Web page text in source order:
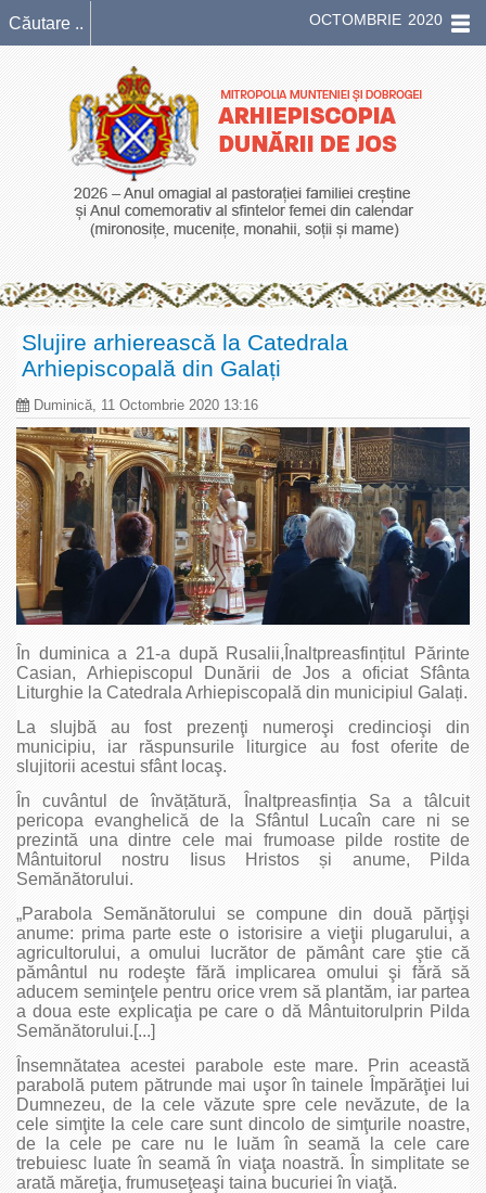
OCTOMBRIE 2020
Slujire arhierească la Catedrala
Arhiepiscopală din Galați
Duminică, 11 Octombrie 2020 13:16
În duminica a 21-a după Rusalii,Înaltpreasfințitul Părinte
Casian, Arhiepiscopul Dunării de Jos a oficiat Sfânta
Liturghie la Catedrala Arhiepiscopală din municipiul Galați.
La slujbă au fost prezenţi numeroşi credincioşi din
municipiu, iar răspunsurile liturgice au fost oferite de
slujitorii acestui sfânt locaş.
În cuvântul de învățătură, Înaltprea­sfinția Sa a tâlcuit
pericopa evanghelică de la Sfântul Lucaîn care ni se
prezintă una dintre cele mai frumoase pilde rostite de
Mântuitorul nostru Iisus Hristos și anume, Pilda
Semănătorului.
„Parabola Semănătorului se compune din două părţişi
anume: prima parte este o istorisire a vieţii plugarului, a
agricultorului, a omului lucrător de pământ care ştie că
pământul nu rodeşte fără implicarea omului şi fără să
aducem seminţele pentru orice vrem să plantăm, iar partea
a doua este explicaţia pe care o dă Mântuitorulprin Pilda
Semănătorului.[...]
Însemnătatea acestei parabole este mare. Prin această
parabolă putem pătrunde mai uşor în tainele Împărăţiei lui
Dumnezeu, de la cele văzute spre cele nevăzute, de la
cele simţite la cele care sunt dincolo de simţurile noastre,
de la cele pe care nu le luăm în seamă la cele care
trebuiesc luate în seamă în viaţa noastră. În simplitate se
arată măreţia, frumuseţeaşi taina bucuriei în viaţă.